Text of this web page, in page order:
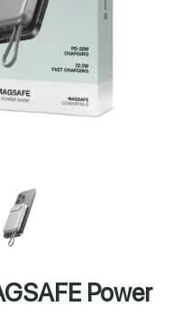
Power